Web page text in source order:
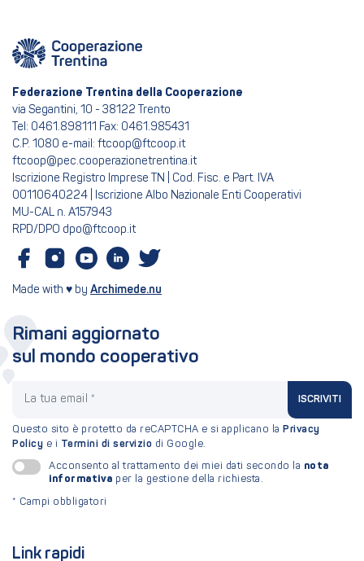
Federazione Trentina della Cooperazione
via Segantini, 10 - 38122 Trento
Tel: 0461.898111 Fax: 0461.985431
C.P. 1080 e-mail: ftcoop@ftcoop.it
ftcoop@pec.cooperazionetrentina.it
Iscrizione Registro Imprese TN | Cod. Fisc. e Part. IVA
00110640224 | Iscrizione Albo Nazionale Enti Cooperativi
MU-CAL n. A157943
RPD/DPO dpo@ftcoop.it
Made with ♥ by Archimede.nu
Link rapidi
Rimani aggiornato
sul mondo cooperativo
ISCRIVITI
Questo sito è protetto da reCAPTCHA e si applicano la Privacy
Policy e i Termini di servizio di Google.
Acconsento al trattamento dei miei dati secondo la nota
informativa per la gestione della richiesta.
* Campi obbligatori